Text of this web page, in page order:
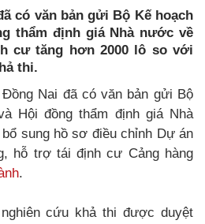
có văn bản gửi Bộ Kế hoạch
thẩm định giá Nhà nước về
cư tăng hơn 2000 lô so với
thi.
Nai đã có văn bản gửi Bộ
Hội đồng thẩm định giá Nhà
sung hồ sơ điều chỉnh Dự án
hỗ trợ tái định cư Cảng hàng
.
cứu khả thi được duyệt